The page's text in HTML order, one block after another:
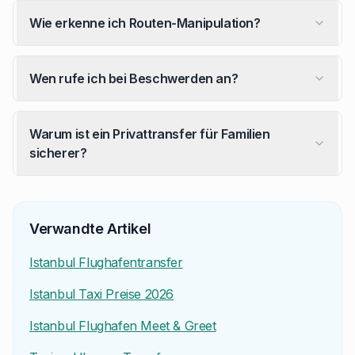
Wie erkenne ich Routen-Manipulation?
Wen rufe ich bei Beschwerden an?
Warum ist ein Privattransfer für Familien
sicherer?
Ein vorgebuchter TÜRSAB-lizenzierter Festpreis-
Nein. Weder IST noch SAW haben autorisierte Taxi-
Was tun, wenn das Taxameter 'kaputt' ist?
Festpreis ohne laufendes Taxameter verletzt den
Wie hoch ist der echte Istanbul-Nachtzuschlag?
Verwandte Artikel
Istanbul Flughafentransfer
Istanbul Taxi Preise 2026
Istanbul Flughafen Meet & Greet